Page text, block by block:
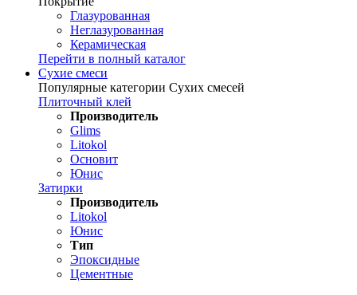
Глазурованная
Неглазурованная
Керамическая
Перейти в полный каталог
Сухие смеси
Популярные категории Сухих смесей
Плиточный клей
Производитель
Glims
Litokol
Основит
Юнис
Затирки
Производитель
Litokol
Юнис
Тип
Эпоксидные
Цементные